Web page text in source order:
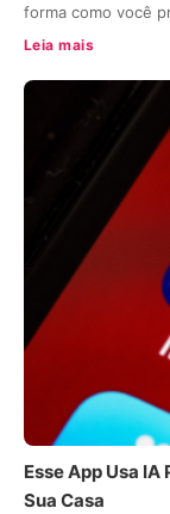
forma como você
Leia mais
Esse App Usa
Sua Casa